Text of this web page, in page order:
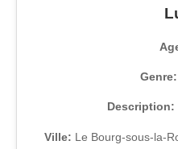
Genre:
Description:
Ville: Le Bourg-sous-la-